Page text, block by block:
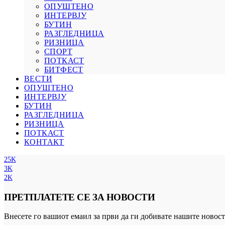
ОПУШТЕНО
ИНТЕРВЈУ
БУТИН
РАЗГЛЕДНИЦА
РИЗНИЦА
СПОРТ
ПОТКАСТ
БИТФЕСТ
ВЕСТИ
ОПУШТЕНО
ИНТЕРВЈУ
БУТИН
РАЗГЛЕДНИЦА
РИЗНИЦА
ПОТКАСТ
КОНТАКТ
25K
3K
2K
ПРЕТПЛАТЕТЕ СЕ ЗА НОВОСТИ
Внесете го вашиот емаил за први да ги добивате нашите